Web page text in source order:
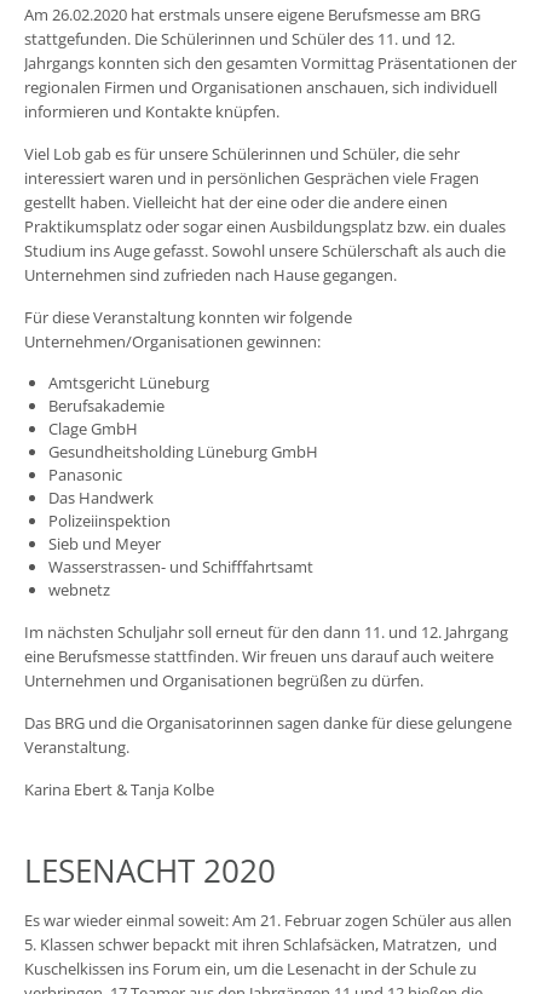
Am 26.02.2020 hat erstmals unsere eigene Berufsmesse am BRG
stattgefunden. Die Schülerinnen und Schüler des 11. und 12.
Jahrgangs konnten sich den gesamten Vormittag Präsentationen der
regionalen Firmen und Organisationen anschauen, sich individuell
informieren und Kontakte knüpfen.
Viel Lob gab es für unsere Schülerinnen und Schüler, die sehr
interessiert waren und in persönlichen Gesprächen viele Fragen
gestellt haben. Vielleicht hat der eine oder die andere einen
Praktikumsplatz oder sogar einen Ausbildungsplatz bzw. ein duales
Studium ins Auge gefasst. Sowohl unsere Schülerschaft als auch die
Unternehmen sind zufrieden nach Hause gegangen.
Für diese Veranstaltung konnten wir folgende
Unternehmen/Organisationen gewinnen:
Amtsgericht Lüneburg
Berufsakademie
Clage GmbH
Gesundheitsholding Lüneburg GmbH
Panasonic
Das Handwerk
Polizeiinspektion
Sieb und Meyer
Wasserstrassen- und Schifffahrtsamt
webnetz
Im nächsten Schuljahr soll erneut für den dann 11. und 12. Jahrgang
eine Berufsmesse stattfinden. Wir freuen uns darauf auch weitere
Unternehmen und Organisationen begrüßen zu dürfen.
Das BRG und die Organisatorinnen sagen danke für diese gelungene
Veranstaltung.
Karina Ebert & Tanja Kolbe
LESENACHT 2020
Es war wieder einmal soweit: Am 21. Februar zogen Schüler aus allen
5. Klassen schwer bepackt mit ihren Schlafsäcken, Matratzen, und
Kuschelkissen ins Forum ein, um die Lesenacht in der Schule zu